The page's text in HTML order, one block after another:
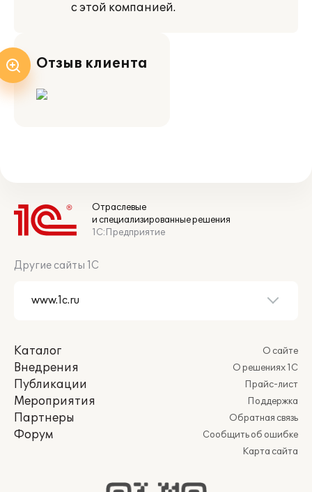
с этой компанией.
Отзыв клиента
Отраслевые
и специализированные решения
1С:Предприятие
Другие сайты 1С
Каталог
Внедрения
Публикации
Мероприятия
Партнеры
Форум
О сайте
О решениях 1С
Прайс-лист
Поддержка
Обратная связь
Сообщить об ошибке
Карта сайта